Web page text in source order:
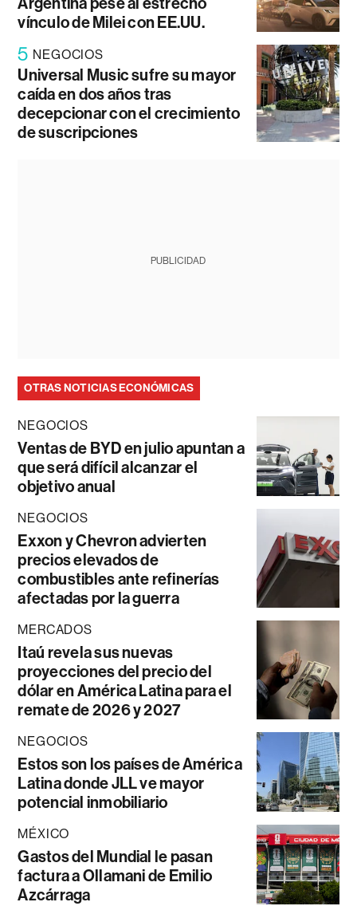
vínculo de Milei con EE.UU.
5 NEGOCIOS
Universal Music sufre su mayor
caída en dos años tras
decepcionar con el crecimiento
de suscripciones
PUBLICIDAD
OTRAS NOTICIAS ECONÓMICAS
NEGOCIOS
Ventas de BYD en julio apuntan a
que será difícil alcanzar el
objetivo anual
NEGOCIOS
Exxon y Chevron advierten
precios elevados de
combustibles ante refinerías
afectadas por la guerra
MERCADOS
Itaú revela sus nuevas
proyecciones del precio del
dólar en América Latina para el
remate de 2026 y 2027
NEGOCIOS
Estos son los países de América
Latina donde JLL ve mayor
potencial inmobiliario
MÉXICO
Gastos del Mundial le pasan
factura a Ollamani de Emilio
Azcárraga